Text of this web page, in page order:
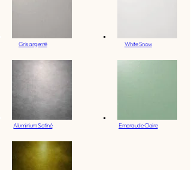
Gris argenté White Snow
Aluminium Satiné Emeraude Claire